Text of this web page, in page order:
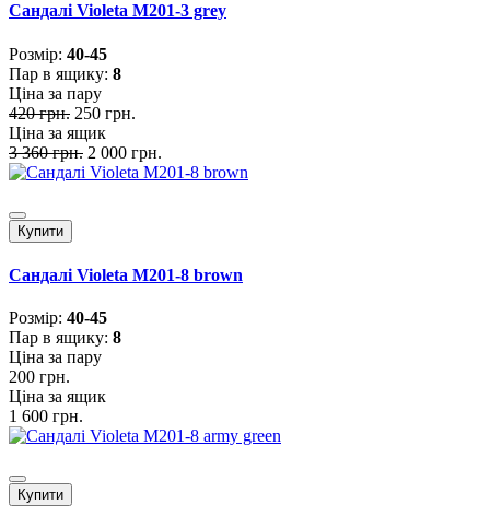
Сандалі Violeta M201-3 grey
Розмiр: 40-45
Пар в ящику: 8
Ціна за пару
420 грн. 250 грн.
Ціна за ящик
3 360 грн. 2 000 грн.
Купити
Сандалі Violeta M201-8 brown
Розмiр: 40-45
Пар в ящику: 8
Ціна за пару
200 грн.
Ціна за ящик
1 600 грн.
Купити